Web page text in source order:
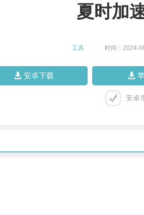
夏时加
工具 时间：2024-
安卓下载
安卓